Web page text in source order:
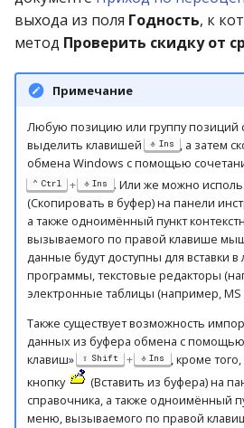
операции»
Модуль «Торговые
технологии»
Работа с остатками
Работа со сроками
годности
Работа с фасовкой
товара
Справочники
Услуги
Учет кассовых операций
Экспорт-импорт
данных
выхода из поля Годность, к
метод Проверить скидку от
Примечание
Любую позицию или группу позиций
выделить клавишей
Ins , а затем
обмена Windows с помощью
Ctrl + Ins
. Или же можно
(Скопировать в буфер) на панели
а также одноимённый пункт
вызываемого по правой клавише
данные будут доступны для вставки
программы, текстовые редакторы
электронные таблицы (например, MS
Также существует возможность
данных из буфера обмена с помощью
клавиш»
Shift + Ins
, кроме
кнопку
(Вставить из буфера) на
справочника, а также одноимённый
меню, вызываемого по правой